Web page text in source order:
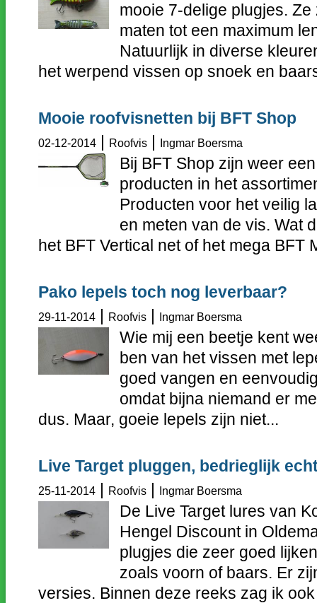
mooie 7-delige plugjes.
maten tot een maximum
Natuurlijk in diverse
het werpend vissen op snoek en
Mooie roofvisnetten bij BFT Shop
02-12-2014 | Roofvis | Ingmar Boersma
Bij BFT Shop zijn weer
producten in het
Producten voor het veilig
en meten van de vis. Wat
het BFT Vertical net of het mega BFT
Pako lepels toch nog leverbaar?
29-11-2014 | Roofvis | Ingmar Boersma
Wie mij een beetje kent
ben van het vissen met
goed vangen en
omdat bijna niemand er
dus. Maar, goeie lepels zijn niet...
Live Target pluggen, bedrieglijk
25-11-2014 | Roofvis | Ingmar Boersma
De Live Target lures van
Hengel Discount in
plugjes die zeer goed
zoals voorn of baars. Er
versies. Binnen deze reeks zag ik